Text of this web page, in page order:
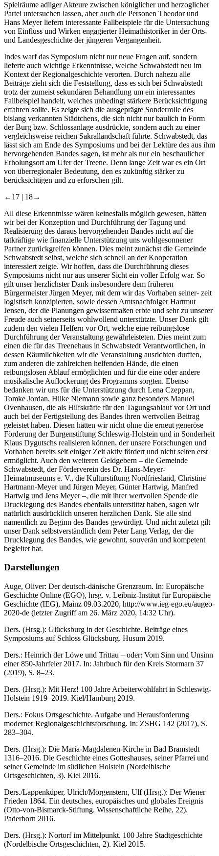
Spielräume adliger Akteure zwischen königlicher und herzoglicher
Partei untersuchen lassen, aber auch die Personen Theodor und
Hans Meyer liefern interessante Fallbeispiele für die Untersuchung
von Einfluss und Wirken engagierter Heimathistoriker in der Orts-
und Landesgeschichte der jüngeren Vergangenheit.
Indes warf das Symposium nicht nur neue Fragen auf, sondern
lieferte auch wichtige Erkenntnisse, welche Schwabstedt neu im
Kontext der Regionalgeschichte verorten. Durch nahezu alle
Beiträge zieht sich die Feststellung, dass es sich bei Schwabstedt
trotz der zumeist sekundären Behandlung um ein interessantes
Fallbeispiel handelt, welches unbedingt stärkere Berücksichtigung
erfahren sollte. Es zeigte sich die ausgeprägte Sonderrolle des
bislang verkannten Städtchens, die sich nicht nur baulich in Form
der Burg bzw. Schlossanlage ausdrückte, sondern auch zu einer
vergleichsweise reichen Sakrallandschaft führte. Schwabstedt, das
lässt sich am Ende des Symposiums und bei der Lektüre des aus ihm
hervorgehenden Bandes sagen, ist mehr als nur ein beschaulicher
Erholungsort am Ufer der Treene. Denn lange Zeit war es ein Ort
von überregionaler Bedeutung, den es zukünftig stärker zu
berücksichtigen und zu erforschen gilt.
←17 | 18→
All diese Erkenntnisse wären keinesfalls möglich gewesen, hätten
wir bei der Konzeption und Durchführung der Tagung und
Realisierung des daraus hervorgehenden Bandes nicht auf die
tatkräftige wie finanzielle Unterstützung uns wohlgesonnener
Partner zurückgreifen können. Dies meint zunächst die Gemeinde
Schwabstedt selbst, welche sich schnell an der Kooperation
interessiert zeigte. Wir hoffen, dass die Durchführung dieses
Symposiums nicht nur aus unserer Sicht ein voller Erfolg war. So
gilt unser herzlichster Dank insbesondere dem früheren
Bürgermeister Jürgen Meyer, mit dem wir das Vorhaben seiner- zeit
logistisch konzipierten, sowie dessen Amtsnachfolger Hartmut
Jensen, der die Planungen gewissermaßen erbte und sehr zu unserer
Freude auch seinerseits wohlwollend unterstützte. Unser Dank gilt
zudem den vielen Helfern vor Ort, welche eine reibungslose
Durchführung der Veranstaltung gewährleisteten. Dies meint zum
einen die für das Treenehaus in Schwabstedt Verantwortlichen, in
dessen Räumlichkeiten wir die Veranstaltung ausrichten durften,
zum anderen die zahlreichen helfenden Hände, die einen
reibungslosen Ablauf ermöglichten und für die eine oder andere
musikalische Auflockerung des Programms sorgten. Ebenso
bedanken wir uns für die Unterstützung durch Lena Czeppan,
Tomke Jordan, Hilke Niemann sowie ganz besonders Manuel
Ovenhausen, die als Hilfskräfte für den Tagungsablauf vor Ort und
auch bei der Fertigstellung des Bandes ihren wertvollen Beitrag
geleistet haben. Diesen hätten wir nicht ohne die erneut generöse
Förderung der Burgenstiftung Schleswig-Holstein und in Sonderheit
Klaus Dygutschs realisieren können, der unsere Forschungen und
Vorhaben bereits seit einiger Zeit aktiv fördert und nicht selten erst
ermöglicht. Auch den weiteren Geldgebern – die Gemeinde
Schwabstedt, der Förderverein des Dr. Hans-Meyer-
Heimatmuseums e. V., die Kulturstiftung Nordfriesland, Christine
Hartmann-Meyer und Jürgen Meyer, Günter Hartwig, Manfred
Hartwig und Jens Meyer –, die mit ihrer wertvollen Spende die
Drucklegung des Bandes ebenfalls unterstützt haben, sagen wir
natürlich ausdrücklich unseren herzlichen Dank. Sie alle sind
namentlich zu Beginn des Bandes gewürdigt. Und nicht zuletzt gilt
unser Dank selbstverständlich dem Peter Lang Verlag, der die
Drucklegung des Bandes, wie gewohnt, souverän und kompetent
begleitet hat.
Darstellungen
Auge, Oliver: Der deutsch-dänische Grenzraum. In: Europäische
Geschichte Online (EGO), hrsg. v. Leibniz-Institut für Europäische
Geschichte (IEG), Mainz 09.03.2020, http://www.ieg-ego.eu/augeo-
2020-de (letzter Zugriff am 26. März 2020, 14:32 Uhr).
Ders. (Hrsg.): Glücksburg in der Geschichte. Beiträge eines
Symposiums auf Schloss Glücksburg. Husum 2019.
Ders.: Heinrich der Löwe und Trittau – oder: Vom Sinn und Unsinn
einer 850-Jahrfeier 2017. In: Jahrbuch für den Kreis Stormarn 37
(2019), S. 8–23.
Ders. (Hrsg.): Mit Herz! 100 Jahre Arbeiterwohlfahrt in Schleswig-
Holstein 1919–2019. Kiel/Hamburg 2019.
Ders.: Fokus Ortsgeschichte. Aufgabe und Herausforderung
moderner Regionalgeschichtsforschung. In: ZSHG 142 (2017), S.
283–304.
Ders. (Hrsg.): Die Maria-Magdalenen-Kirche in Bad Bramstedt
1316–2016. Die Geschichte eines Gotteshauses, seiner Pfarrei und
seiner Gemeinde im südlichen Holstein (Nordelbische
Ortsgeschichten, 3). Kiel 2016.
Ders./Lappenküper, Ulrich/Morgenstern, Ulf (Hrsg.): Der Wiener
Frieden 1864. Ein deutsches, europäisches und globales Ereignis
(Otto-von-Bismarck-Stiftung. Wissenschaftliche Reihe, 22).
Paderborn 2016.
Ders. (Hrsg.): Nortorf im Mittelpunkt. 100 Jahre Stadtgeschichte
(Nordelbische Ortsgeschichten, 2). Kiel 2015.